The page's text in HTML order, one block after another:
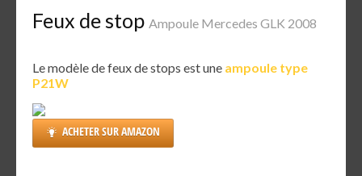
Feux de stop Ampoule Mercedes GLK 2008
Le modèle de feux de stops est une ampoule type
P21W
ACHETER SUR AMAZON